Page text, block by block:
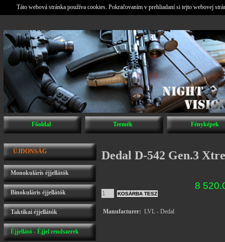
Táto webová stránka používa cookies. Pokračovaním v prehliadaní si tejto webovej
Főoldal Termék Fényképek
ÚJDONSÁG
Monokuláris éjjellátók
Binokuláris éjjellátók
Taktikai éjjellátók
Éjjellátó - Éjjel rendszerek
Dedal D-542 Gen.3
8
Manufacturer: LVL - Dedal